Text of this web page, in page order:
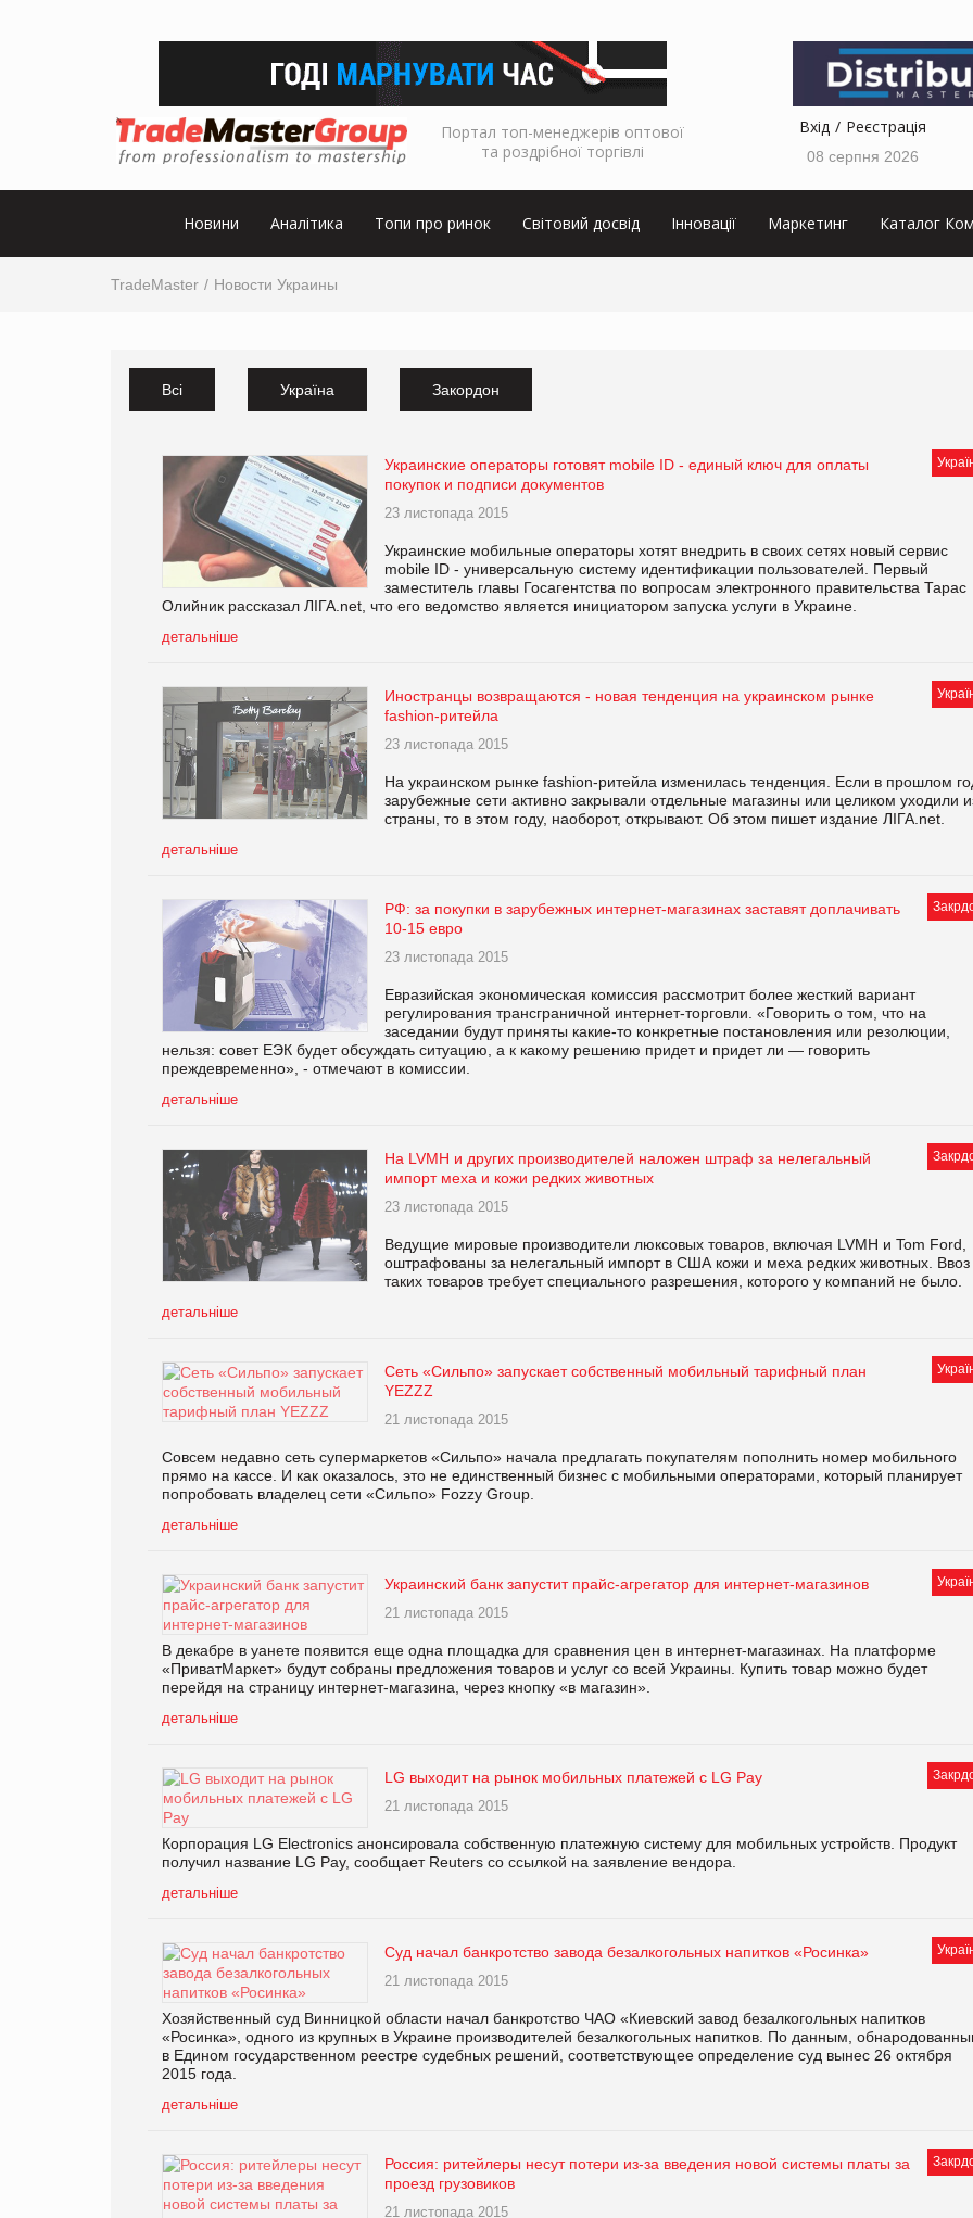
Портал топ-менеджерів оптової
та роздрібної торгівлі
Вхід Реєстрація
08 серпня 2026
Новини Аналітика Топи про ринок Світовий досвід Інновації Маркетинг Каталог
TradeMaster Новости Украины
Всі Україна Закордон
Украинские операторы готовят mobile ID - единый ключ для оплаты
покупок и подписи документов
23 листопада 2015
Украинские мобильные операторы хотят внедрить в своих сетях новый сервис
mobile ID - универсальную систему идентификации пользователей. Первый
заместитель главы Госагентства по вопросам электронного правительства Тарас
Олийник рассказал ЛІГА.net, что его ведомство является инициатором запуска услуги в Украине.
детальніше
Иностранцы возвращаются - новая тенденция на украинском рынке
fashion-ритейла
23 листопада 2015
На украинском рынке fashion-ритейла изменилась тенденция. Если в прошлом
зарубежные сети активно закрывали отдельные магазины или целиком уходили
страны, то в этом году, наоборот, открывают. Об этом пишет издание ЛІГА.net.
детальніше
РФ: за покупки в зарубежных интернет-магазинах заставят доплачивать
10-15 евро
23 листопада 2015
Евразийская экономическая комиссия рассмотрит более жесткий вариант
регулирования трансграничной интернет-торговли. «Говорить о том, что на
заседании будут приняты какие-то конкретные постановления или резолюции,
нельзя: совет ЕЭК будет обсуждать ситуацию, а к какому решению придет и придет ли — говорить
преждевременно», - отмечают в комиссии.
детальніше
На LVMH и других производителей наложен штраф за нелегальный
импорт меха и кожи редких животных
23 листопада 2015
Ведущие мировые производители люксовых товаров, включая LVMH и Tom Ford,
оштрафованы за нелегальный импорт в США кожи и меха редких животных. Ввоз
таких товаров требует специального разрешения, которого у компаний не было.
детальніше
Сеть «Сильпо» запускает собственный мобильный тарифный план
YEZZZ
21 листопада 2015
Совсем недавно сеть супермаркетов «Сильпо» начала предлагать покупателям пополнить номер мобильного
прямо на кассе. И как оказалось, это не единственный бизнес с мобильными операторами, который планирует
попробовать владелец сети «Сильпо» Fozzy Group.
детальніше
Украинский банк запустит прайс-агрегатор для интернет-магазинов
21 листопада 2015
В декабре в уанете появится еще одна площадка для сравнения цен в интернет-магазинах. На платформе
«ПриватМаркет» будут собраны предложения товаров и услуг со всей Украины. Купить товар можно будет
перейдя на страницу интернет-магазина, через кнопку «в магазин».
детальніше
LG выходит на рынок мобильных платежей с LG Pay
21 листопада 2015
Корпорация LG Electronics анонсировала собственную платежную систему для мобильных устройств. Продукт
получил название LG Pay, сообщает Reuters со ссылкой на заявление вендора.
детальніше
Суд начал банкротство завода безалкогольных напитков «Росинка»
21 листопада 2015
Хозяйственный суд Винницкой области начал банкротство ЧАО «Киевский завод безалкогольных напитков
«Росинка», одного из крупных в Украине производителей безалкогольных напитков. По данным,
в Едином государственном реестре судебных решений, соответствующее определение суд вынес 26 октября
2015 года.
детальніше
Россия: ритейлеры несут потери из-за введения новой системы платы за
проезд грузовиков
21 листопада 2015